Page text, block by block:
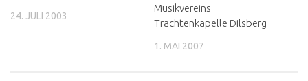
24. JULI 2003
Musikvereins
Trachtenkapelle Dilsberg
1. MAI 2007